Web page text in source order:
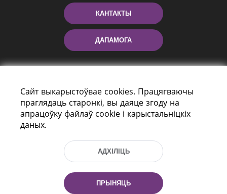
КАНТАКТЫ
ДАПАМОГА
г. Мiнск, Рэспубліка Беларусь, 220114
Тэл.: (+375 17) 368 37 37, Факс: (+375 17)
Эл. пошта: inbox@nlb.by
Сайт выкарыстоўвае cookies. Працягваючы
праглядаць старонкі, вы даяце згоду на
апрацоўку файлаў cookie і карыстальніцкіх
даных.
АДХІЛІЦЬ
ПРЫНЯЦЬ